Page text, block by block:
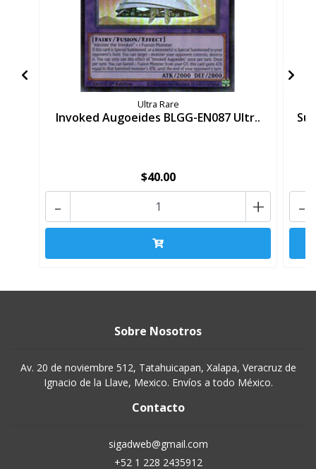
Ultra Rare
Invoked Augoeides BLGG-EN087 Ultr..
$40.00
+
- -
Sobre Nosotros
Av. 20 de noviembre 512, Tatahuicapan, Xalapa, Veracruz de
Ignacio de la Llave, Mexico. Envíos a todo México.
Contacto
sigadweb@gmail.com
+52 1 228 2435912